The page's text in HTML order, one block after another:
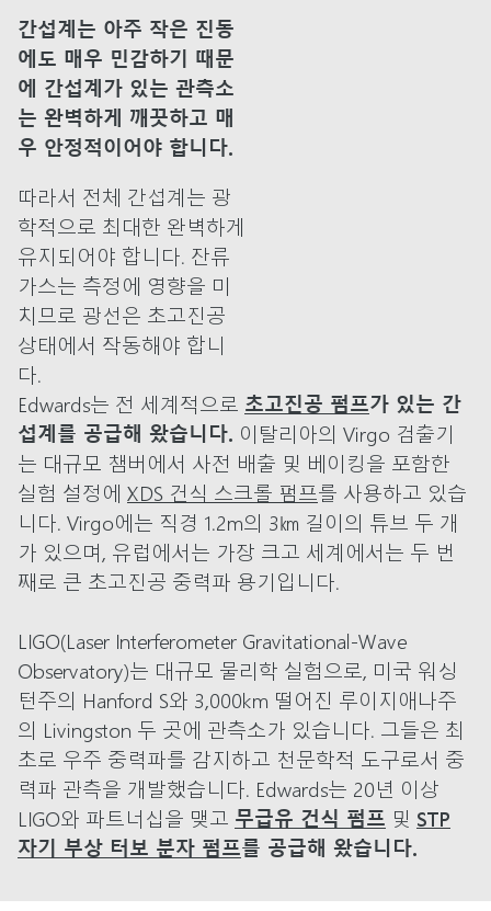
간섭계는 아주 작은 진동
에도 매우 민감하기 때문
에 간섭계가 있는 관측소
는 완벽하게 깨끗하고 매
우 안정적이어야 합니다.
따라서 전체 간섭계는 광
학적으로 최대한 완벽하게
유지되어야 합니다. 잔류
가스는 측정에 영향을 미
치므로 광선은 초고진공
상태에서 작동해야 합니
다.
Edwards는 전 세계적으로 초고진공 펌프가 있는 간
섭계를 공급해 왔습니다. 이탈리아의 Virgo 검출기
는 대규모 챔버에서 사전 배출 및 베이킹을 포함한
실험 설정에 XDS 건식 스크롤 펌프를 사용하고 있습
니다. Virgo에는 직경 1.2m의 3㎞ 길이의 튜브 두 개
가 있으며, 유럽에서는 가장 크고 세계에서는 두 번
째로 큰 초고진공 중력파 용기입니다.
LIGO(Laser Interferometer Gravitational-Wave
Observatory)는 대규모 물리학 실험으로, 미국 워싱
턴주의 Hanford S와 3,000km 떨어진 루이지애나주
의 Livingston 두 곳에 관측소가 있습니다. 그들은 최
초로 우주 중력파를 감지하고 천문학적 도구로서 중
력파 관측을 개발했습니다. Edwards는 20년 이상
LIGO와 파트너십을 맺고 무급유 건식 펌프 및 STP
자기 부상 터보 분자 펌프를 공급해 왔습니다.